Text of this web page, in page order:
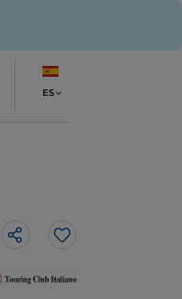
ES
Me gusta